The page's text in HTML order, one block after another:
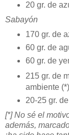
20 gr. de
Sabayón
170 gr. de
60 gr. de
60 gr. de
215 gr. de
ambiente (*)
20-25 gr.
[*] No sé el
además,